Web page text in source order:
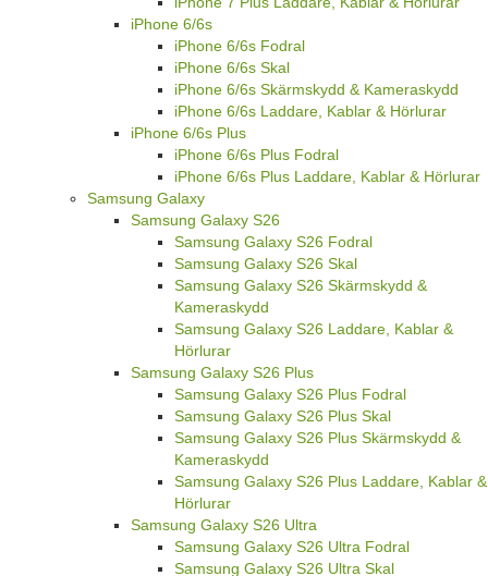
iPhone 6/6s
iPhone 6/6s Fodral
iPhone 6/6s Skal
iPhone 6/6s Skärmskydd & Kameraskydd
iPhone 6/6s Laddare, Kablar & Hörlurar
iPhone 6/6s Plus
iPhone 6/6s Plus Fodral
iPhone 6/6s Plus Laddare, Kablar & Hörlurar
Samsung Galaxy
Samsung Galaxy S26
Samsung Galaxy S26 Fodral
Samsung Galaxy S26 Skal
Samsung Galaxy S26 Skärmskydd &
Kameraskydd
Samsung Galaxy S26 Laddare, Kablar &
Hörlurar
Samsung Galaxy S26 Plus
Samsung Galaxy S26 Plus Fodral
Samsung Galaxy S26 Plus Skal
Samsung Galaxy S26 Plus Skärmskydd &
Kameraskydd
Samsung Galaxy S26 Plus Laddare, Kablar &
Hörlurar
Samsung Galaxy S26 Ultra
Samsung Galaxy S26 Ultra Fodral
Samsung Galaxy S26 Ultra Skal